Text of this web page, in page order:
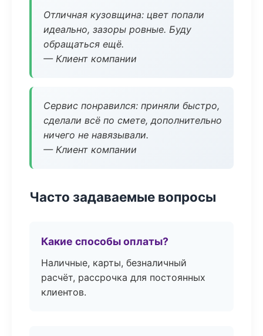
Отличная кузовщина: цвет попали
идеально, зазоры ровные. Буду
обращаться ещё.
— Клиент компании
Сервис понравился: приняли быстро,
сделали всё по смете, дополнительно
ничего не навязывали.
— Клиент компании
Часто задаваемые вопросы
Какие способы оплаты?
Наличные, карты, безналичный
расчёт, рассрочка для постоянных
клиентов.